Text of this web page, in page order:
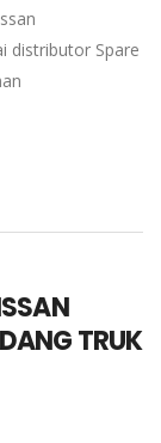
distributor Spare
TRUK